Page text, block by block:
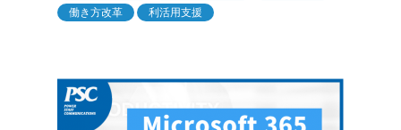
働き方改革
利活用支援